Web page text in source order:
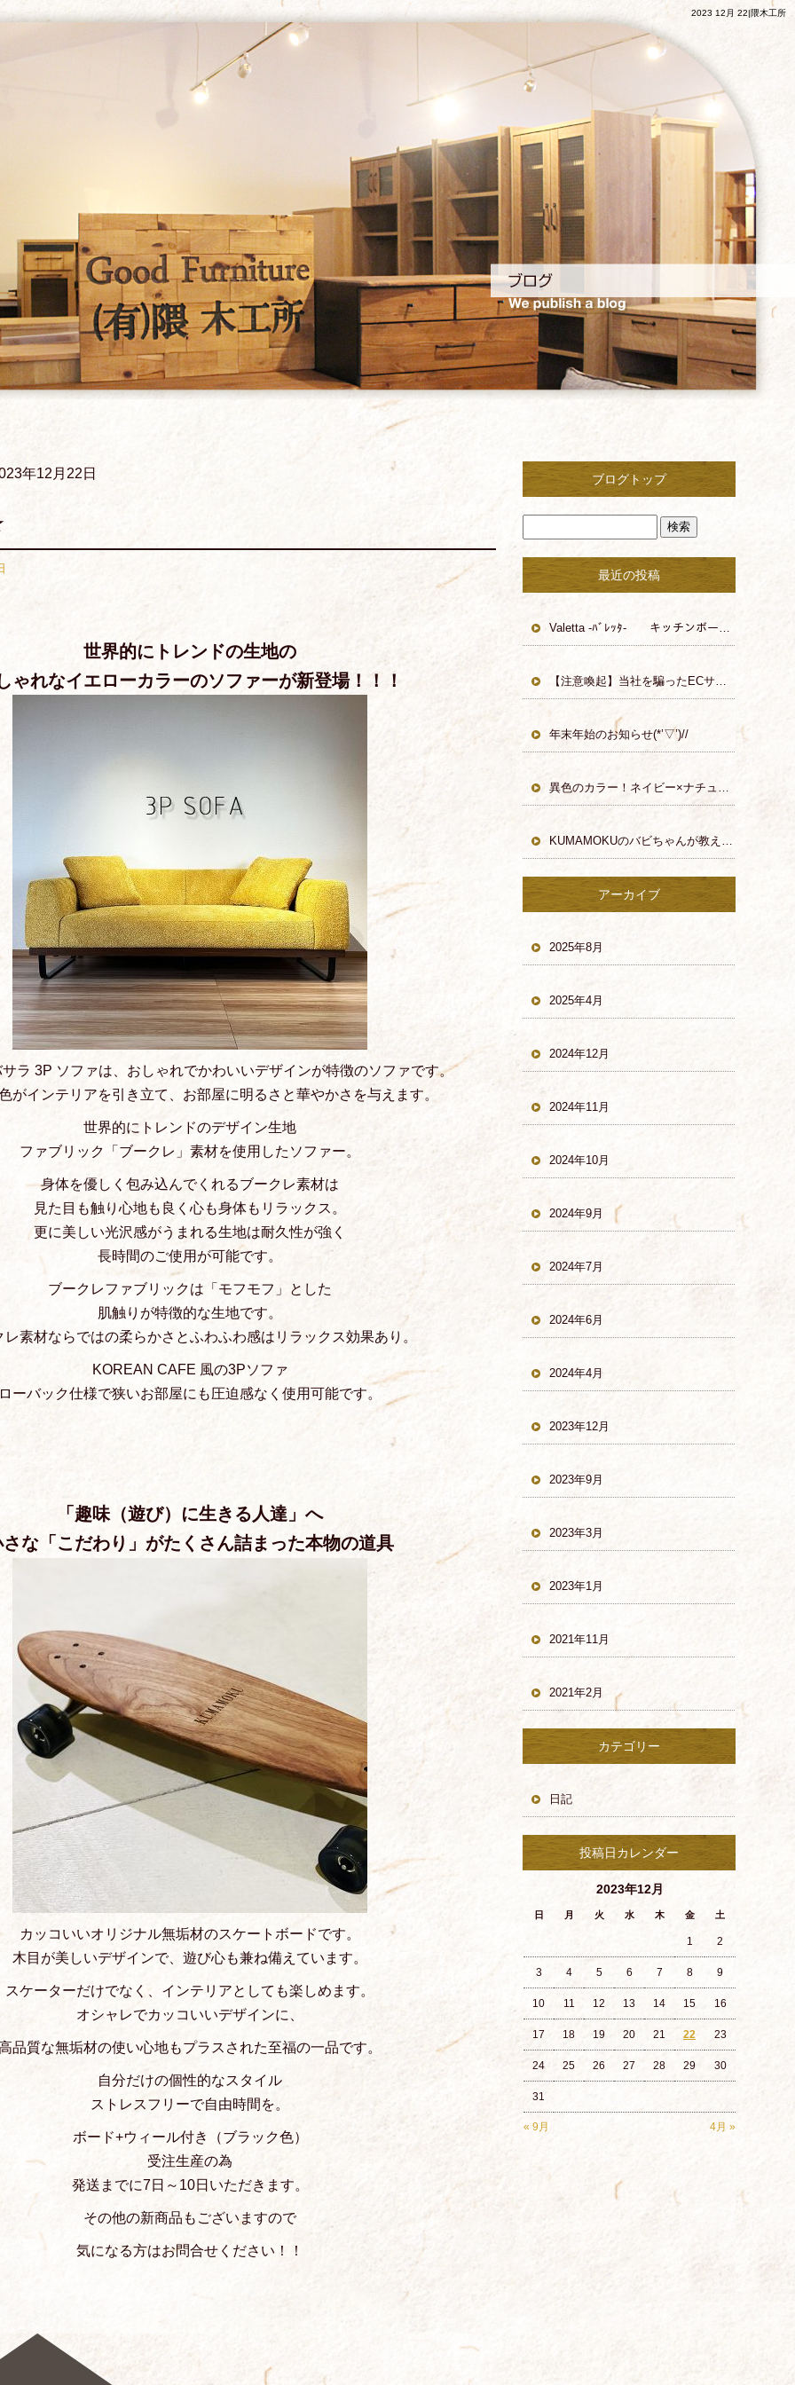
2023 12月 22|隈木工所
年12月22日
世界的にトレンドの生地の
ゃれなイエローカラーのソファーが新登場！！！
ラ 3P ソファは、おしゃれでかわいいデザインが特徴のソファです。
がインテリアを引き立て、お部屋に明るさと華やかさを与えます。
世界的にトレンドのデザイン生地
ファブリック「ブークレ」素材を使用したソファー。
身体を優しく包み込んでくれるブークレ素材は
見た目も触り心地も良く心も身体もリラックス。
更に美しい光沢感がうまれる生地は耐久性が強く
長時間のご使用が可能です。
ブークレファブリックは「モフモフ」とした
肌触りが特徴的な生地です。
レ素材ならではの柔らかさとふわふわ感はリラックス効果あり。
KOREAN CAFE 風の3Pソファ
ーバック仕様で狭いお部屋にも圧迫感なく使用可能です。
「趣味（遊び）に生きる人達」へ
さな「こだわり」がたくさん詰まった本物の道具
カッコいいオリジナル無垢材のスケートボードです。
木目が美しいデザインで、遊び心も兼ね備えています。
スケーターだけでなく、インテリアとしても楽しめます。
オシャレでカッコいいデザインに、
品質な無垢材の使い心地もプラスされた至福の一品です。
自分だけの個性的なスタイル
ストレスフリーで自由時間を。
ボード+ウィール付き（ブラック色）
受注生産の為
発送までに7日～10日いただきます。
その他の新商品もございますので
気になる方はお問合せください！！
ブログトップ
最近の投稿
Valetta -ﾊﾞﾚｯﾀ- キッチンボード 食器棚 カップボード キッチン収納 かっこいい 日本製
【注意喚起】当社を騙ったECサイトにご注意ください！
年末年始のお知らせ(*’▽’)//
異色のカラー！ネイビー×ナチュラルが魅力的！
KUMAMOKUのバビちゃんが教える引出しのはずしかた！
アーカイブ
2025年8月
2025年4月
2024年12月
2024年11月
2024年10月
2024年9月
2024年7月
2024年6月
2024年4月
2023年12月
2023年9月
2023年3月
2023年1月
2021年11月
2021年2月
カテゴリー
日記
投稿日カレンダー
2023年12月
日 月 火 水 木 金 土
« 9月 4月 »
1 2
3 4 5 6 7 8 9
10 11 12 13 14 15 16
17 18 19 20 21 22 23
24 25 26 27 28 29 30
31